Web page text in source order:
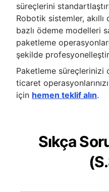
süreçlerini
Robotik sistemler,
bazlı ödeme modelleri
paketleme
şekilde
Paketleme
ticaret
için hemen teklif alın.
Sıkça